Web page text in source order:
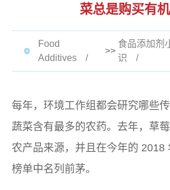
菜总是购买有
Food
Additives
>>
食品添加剂
识
每年，环境工作组都会研究哪些
蔬菜含有最多的农药。去年，草
农产品来源，并且在今年的
榜单中名列前茅。